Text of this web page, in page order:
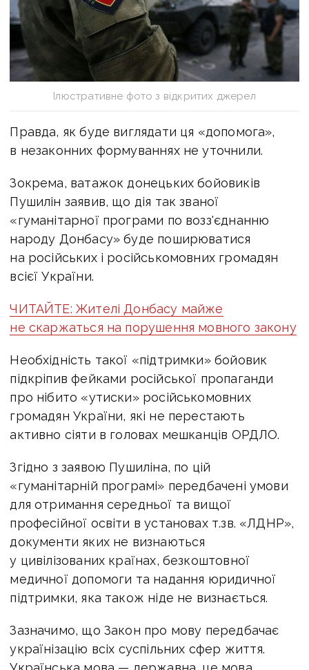
Ілюстративне фото з відкритих джерел
Правда, як буде виглядати ця «допомога»,
в незаконних формуваннях не уточнили.
Зокрема, ватажок донецьких бойовиків
Пушилін заявив, що дія так званої
«гуманітарної програми по возз'єднанню
народу Донбасу» буде поширюватися
на російських і російськомовних громадян
всієї України.
ЧИТАЙТЕ: Жителі Донбасу майже
не скаржаться на порушення мовного закону
Необхідність такої «підтримки» бойовик
підкріпив фейками російської пропаганди
про нібито «утиски» російськомовних
громадян України, які не перестають
активно сіяти в головах мешканців ОРДЛО.
Згідно з заявою Пушиліна, по цій
«гуманітарній програмі» передбачені умови
для отримання середньої та вищої
професійної освіти в установах т.зв. «ЛДНР»,
документи яких не визнаються
у цивілізованих країнах, безкоштовної
медичної допомоги та надання юридичної
підтримки, яка також ніде не визнається.
Зазначимо, що Закон про мову передбачає
українізацію всіх суспільних сфер життя.